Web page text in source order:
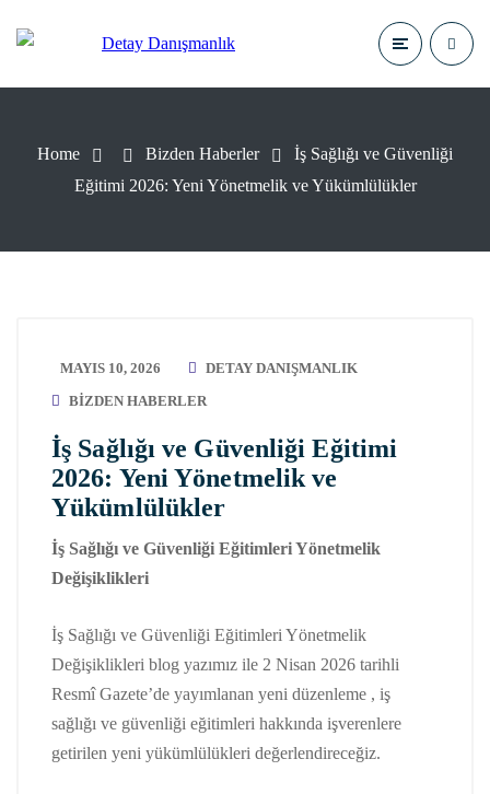
Home Bizden Haberler
İş Sağlığı ve Güvenliği
Eğitimi 2026: Yeni Yönetmelik ve Yükümlülükler
MAYIS 10, 2026
DETAY DANIŞMANLIK
BIZDEN HABERLER
İş Sağlığı ve Güvenliği Eğitimi
2026: Yeni Yönetmelik ve
Yükümlülükler
İş Sağlığı ve Güvenliği Eğitimleri Yönetmelik
Değişiklikleri
İş Sağlığı ve Güvenliği Eğitimleri Yönetmelik
Değişiklikleri blog yazımız ile 2 Nisan 2026 tarihli
Resmî Gazete’de yayımlanan yeni düzenleme , iş
sağlığı ve güvenliği eğitimleri hakkında işverenlere
getirilen yeni yükümlülükleri değerlendireceğiz.